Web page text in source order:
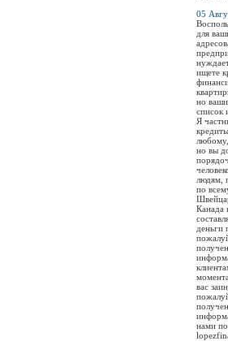
05
для
ищете
но
список
Я
любому,
но вы
людям,
по
Канада
деньги
вас
нами